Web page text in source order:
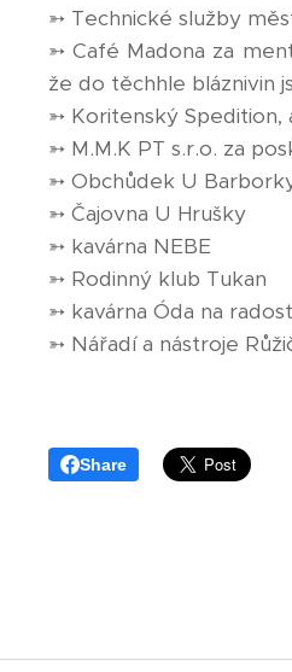
➳ Technické služby
➳ Café Madona za
že do těchhle bláznivin
➳ Koritenský Spedition,
➳ M.M.K PT s.r.o. za
➳ Obchůdek U
➳ Čajovna U Hrušky
➳ kavárna NEBE
➳ Rodinný klub Tukan
➳ kavárna Óda na radost
➳ Nářadí a nástroje
Share